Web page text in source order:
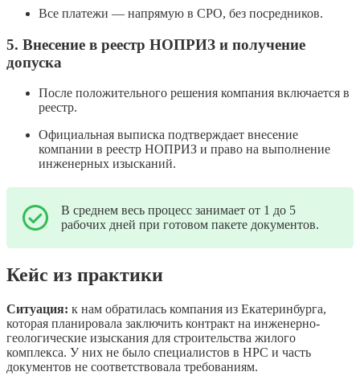
Все платежи — напрямую в СРО, без посредников.
5. Внесение в реестр НОПРИЗ и получение
допуска
После положительного решения компания включается в
реестр.
Официальная выписка подтверждает внесение
компании в реестр НОПРИЗ и право на выполнение
инженерных изысканий.
В среднем весь процесс занимает от 1 до 5
рабочих дней при готовом пакете документов.
Кейс из практики
Ситуация: к нам обратилась компания из Екатеринбурга,
которая планировала заключить контракт на инженерно-
геологические изыскания для строительства жилого
комплекса. У них не было специалистов в НРС и часть
документов не соответствовала требованиям.